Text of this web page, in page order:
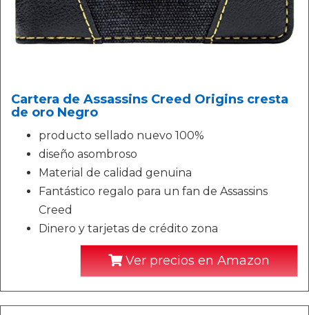
Cartera de Assassins Creed Origins cresta
de oro Negro
producto sellado nuevo 100%
diseño asombroso
Material de calidad genuina
Fantástico regalo para un fan de Assassins
Creed
Dinero y tarjetas de crédito zona
Ver precios en Amazon